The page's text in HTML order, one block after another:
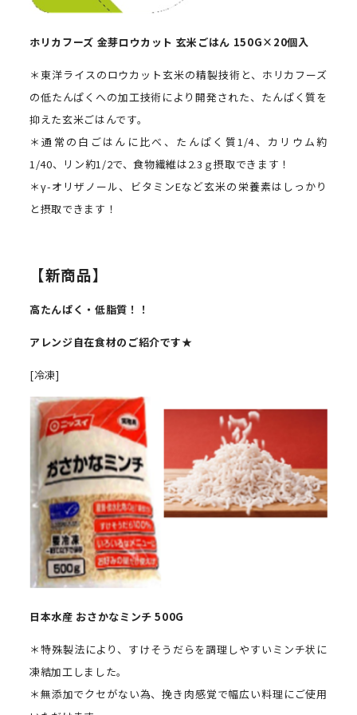
ホリカフーズ 金芽ロウカット 玄米ごはん 150G× 20個入
＊東洋ライスのロウカット玄米の精製技術と、ホリカフーズ
の低たんぱくへの加工技術により開発された、たんぱく質を
抑えた玄米ごはんです。
＊通常の白ごはんに比べ、たんぱく質1/4、カリウム約
1/40、リン約1/2で、食物繊維は2.3ｇ摂取できます！
＊γ-オリザノール、ビタミンEなど玄米の栄養素はしっかり
と摂取できます！
【新商品】
高たんぱく・低脂質！！
アレンジ自在食材のご紹介です★
[冷凍]
日本水産 おさかなミンチ 500G
＊特殊製法により、すけそうだらを調理しやすいミンチ状に
凍結加工しました。
＊無添加でクセがない為、挽き肉感覚で幅広い料理にご使用